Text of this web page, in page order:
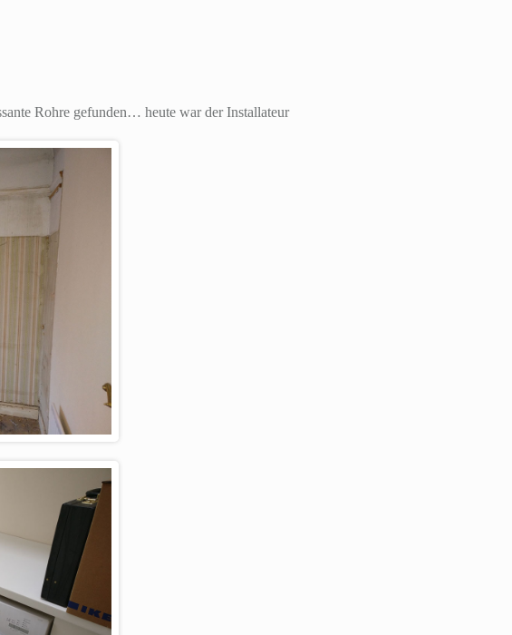
Rohre gefunden… heute war der Installateur